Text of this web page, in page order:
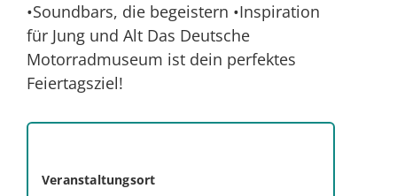
•Soundbars, die begeistern •Inspiration
für Jung und Alt Das Deutsche
Motorradmuseum ist dein perfektes
Feiertagsziel!
Veranstaltungsort